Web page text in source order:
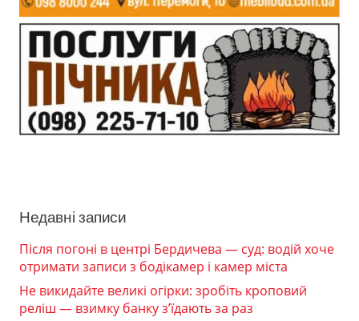
Недавні записи
Після погоні в центрі Бердичева — суд: водій хоче
отримати записи з бодікамер і камер міста
Не викидайте великі огірки: зробіть кроповий
реліш — взимку банку з’їдають за раз